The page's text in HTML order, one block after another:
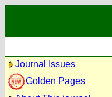
Journal Issues
Golden Pages